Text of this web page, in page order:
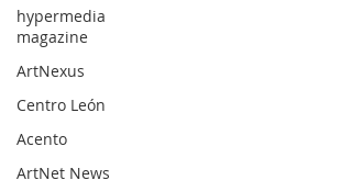
hypermedia
magazine
ArtNexus
Centro León
Acento
ArtNet News